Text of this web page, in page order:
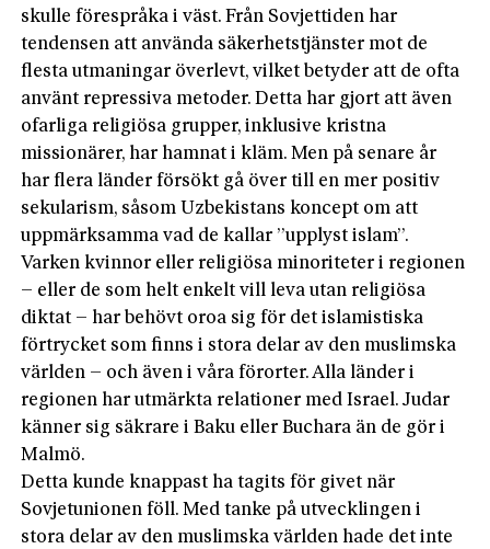
skulle förespråka i väst. Från Sovjettiden har
tendensen att använda säkerhetstjänster mot de
flesta utmaningar överlevt, vilket betyder att de ofta
använt repressiva metoder. Detta har gjort att även
ofarliga religiösa grupper, inklusive kristna
missionärer, har hamnat i kläm. Men på senare år
har flera länder försökt gå över till en mer positiv
sekularism, såsom Uzbeki­stans koncept om att
uppmärksamma vad de kallar ”upplyst islam”.
Varken kvinnor eller religiösa minoriteter i regionen
– eller de som helt enkelt vill leva utan religiösa
diktat – har behövt oroa sig för det islamistiska
förtrycket som finns i stora delar av den muslimska
världen – och även i våra förorter. Alla länder i
regionen har utmärkta relationer med Israel. Judar
känner sig säkrare i Baku eller Buchara än de gör i
Malmö.
Detta kunde knappast ha tagits för givet när
Sovjetunionen föll. Med tanke på utvecklingen i
stora delar av den muslimska världen hade det inte